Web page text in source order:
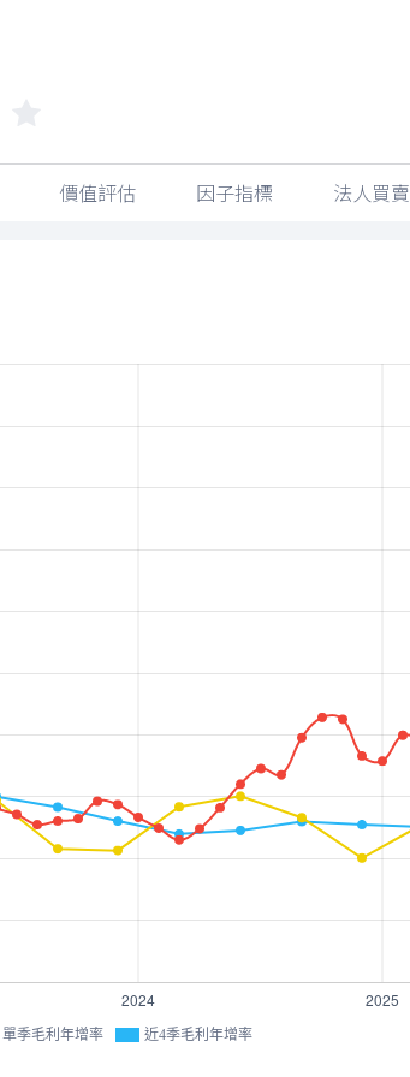
價值評估 因子指標 法人買賣
單季毛利年增率 近4季毛利年增率